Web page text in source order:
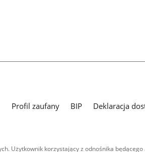
Profil zaufany BIP
Deklaracja
Użytkownik korzystający z odnośnika